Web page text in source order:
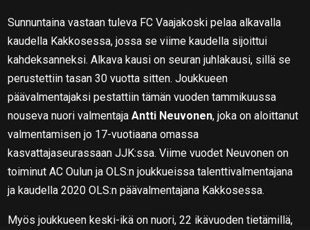
Sunnuntaina vastaan tuleva FC Vaajakoski pelaa alkavalla
kaudella Kakkosessa, jossa se viime kaudella sijoittui
kahdeksanneksi. Alkava kausi on seuran juhlakausi, sillä se
perustettiin tasan 30 vuotta sitten. Joukkueen
päävalmentajaksi pestattiin tämän vuoden tammikuussa
nouseva nuori valmentajaAntti Neuvonen, joka on aloittanut
valmentamisen jo 17-vuotiaana omassa
kasvattajaseurassaan JJK:ssa. Viime vuodet Neuvonen on
toiminut AC Oulun ja OLS:n joukkueissa talenttivalmentajana
ja kaudella 2020 OLS:n päävalmentajana Kakkosessa.
Myös joukkueen keski-ikä on nuori, 22 ikävuoden tietämillä,